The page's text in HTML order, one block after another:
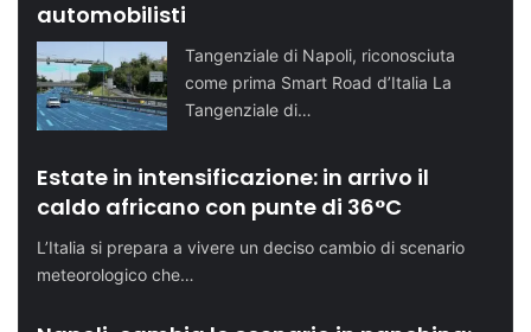
automobilisti
Tangenziale di Napoli, riconosciuta
come prima Smart Road d’Italia La
Tangenziale di…
Estate in intensificazione: in arrivo il
caldo africano con punte di 36°C
L’Italia si prepara a vivere un deciso cambio di scenario
meteorologico che…